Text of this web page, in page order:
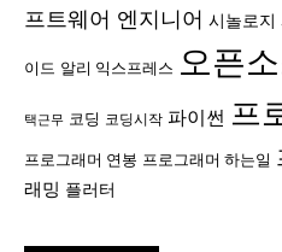
프트웨어 엔지니어 시놀로지
이드 알리 익스프레스 오픈
택근무 코딩 코딩시작 파이썬 프
프로그래머 연봉 프로그래머 하는일
래밍 플러터